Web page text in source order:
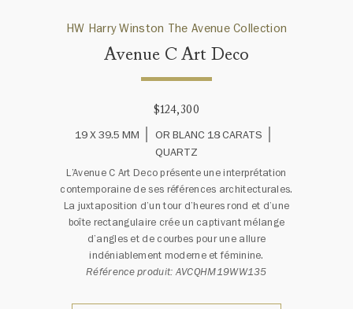
HW Harry Winston The Avenue Collection
Avenue C Art Deco
$124,300
19 X 39.5 MM
OR BLANC 18 CARATS
QUARTZ
L’Avenue C Art Deco présente une interprétation
contemporaine de ses références architecturales.
La juxtaposition d’un tour d’heures rond et d’une
boîte rectangulaire crée un captivant mélange
d’angles et de courbes pour une allure
indéniablement moderne et féminine.
Référence produit: AVCQHM19WW135